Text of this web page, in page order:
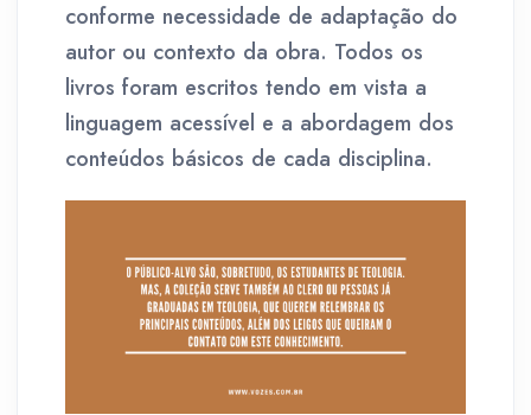
conforme necessidade de adaptação do
autor ou contexto da obra. Todos os
livros foram escritos tendo em vista a
linguagem acessível e a abordagem dos
conteúdos básicos de cada disciplina.